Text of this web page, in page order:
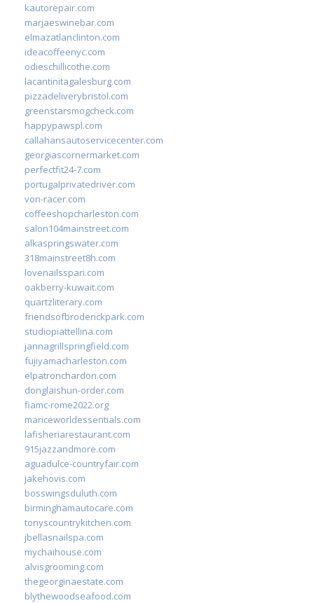
kautorepair.com
marjaeswinebar.com
elmazatlanclinton.com
ideacoffeenyc.com
odieschillicothe.com
lacantinitagalesburg.com
pizzadeliverybristol.com
greenstarsmogcheck.com
happypawspl.com
callahansautoservicecenter.com
georgiascornermarket.com
perfectfit24-7.com
portugalprivatedriver.com
von-racer.com
coffeeshopcharleston.com
salon104mainstreet.com
alkaspringswater.com
318mainstreet8h.com
lovenailsspari.com
oakberry-kuwait.com
quartzliterary.com
friendsofbroderickpark.com
studiopiattellina.com
jannagrillspringfield.com
fujiyamacharleston.com
elpatronchardon.com
donglaishun-order.com
fiamc-rome2022.org
mariceworldessentials.com
lafisheriarestaurant.com
915jazzandmore.com
aguadulce-countryfair.com
jakehovis.com
bosswingsduluth.com
birminghamautocare.com
tonyscountrykitchen.com
jbellasnailspa.com
mychaihouse.com
alvisgrooming.com
thegeorginaestate.com
blythewoodseafood.com